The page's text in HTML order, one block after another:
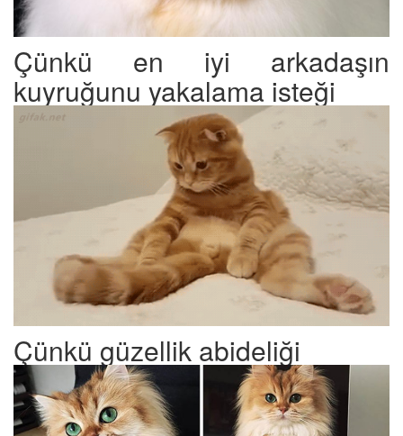
Çünkü en iyi arkadaşın
kuyruğunu yakalama isteği
Çünkü güzellik abideliği